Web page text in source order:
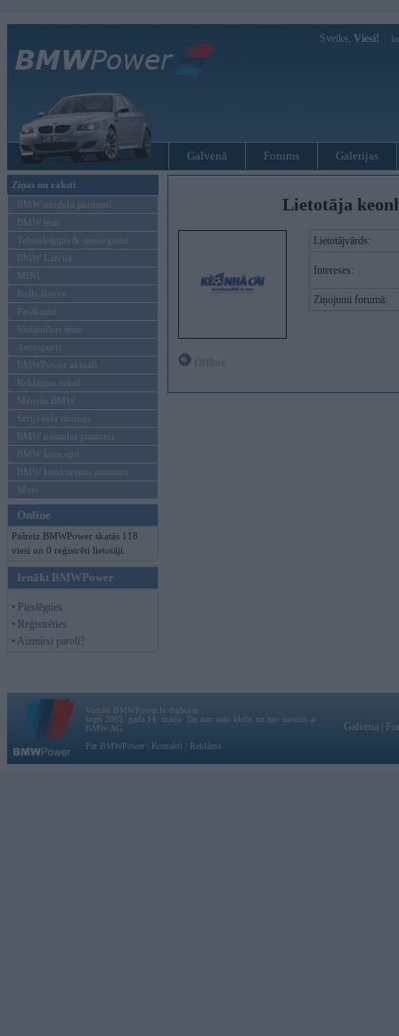
Sveiks, Viesi!
Galvenā Forums Galerijas
Ziņas un raksti
BMW modeļu jaunumi
BMW testi
Tehnoloģijas & sasniegumi
BMW Latvijā
MINI
Rolls-Royce
Pasākumi
Vadāmības tests
Autosports
BMWPower aktuāli
Reklāmas raksti
Mēneša BMW
Sērijveida tūnings
BMW pasaules jaunumi
BMW koncepti
BMW konkurentu jaunumi
Moto
Online
Pašreiz BMWPower skatās 118
viesi un 0 reģistrēti lietotāji.
Ienākt BMWPower
• Pieslēgties
• Reģistrēties
• Aizmirsi paroli?
Lietotāja
Lietotājvārds:
Intereses:
Ziņojumi forumā:
Vortāls BMWPower.lv darbojas
kopš 2002. gada 14. maija. Tas nav auto klubs un nav saistīts ar
BMW AG.
Par BMWPower
Kontakti Reklāma
Galvena